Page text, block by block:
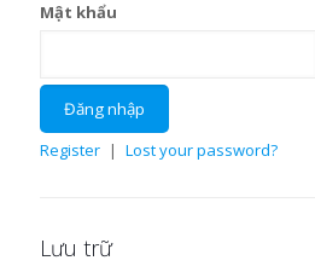
Mật khẩu
Register | Lost your password?
Lưu trữ